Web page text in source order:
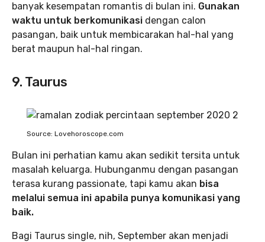
banyak kesempatan romantis di bulan ini. Gunakan
waktu untuk berkomunikasi dengan calon
pasangan, baik untuk membicarakan hal-hal yang
berat maupun hal-hal ringan.
9. Taurus
Source: Lovehoroscope.com
Bulan ini perhatian kamu akan sedikit tersita untuk
masalah keluarga. Hubunganmu dengan pasangan
terasa kurang passionate, tapi kamu akan bisa
melalui semua ini apabila punya komunikasi yang
baik.
Bagi Taurus single, nih, September akan menjadi